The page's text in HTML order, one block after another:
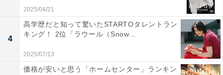
県）、「ネモフィラが咲く時期に何度か訪れた場所があ
るけれど、ネモフィラの青一面の光景が本当に素晴らし
い」（30代女性／茨城県）、「一度行ったことがあって
綺麗だったからリピートしたい」（30代女性／千葉
県）、「ここのネモフィラを見に行きたいです！絶対に
2025/04/21
4
高学歴だと知って驚いたSTARTOタレントラン
キング！ 2位「ラウール（Snow...
2025/07/13
価格が安いと思う「ホームセンター」ランキン